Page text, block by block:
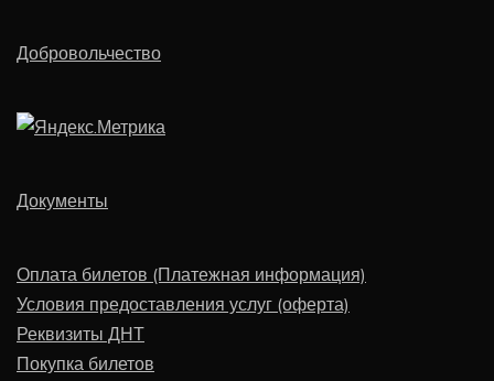
Добровольчество
Документы
Оплата билетов (Платежная информация)
Условия предоставления услуг (оферта)
Реквизиты ДНТ
Покупка билетов